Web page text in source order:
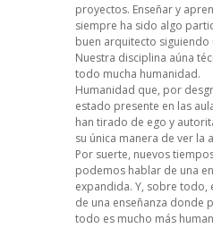
proyectos. Enseñar y
siempre ha sido algo
buen arquitecto siguiendo
Nuestra disciplina aúna
todo mucha humanidad.
Humanidad que, por
estado presente en las
han tirado de ego y
su única manera de ver la
Por suerte, nuevos
podemos hablar de una
expandida. Y, sobre todo,
de una enseñanza donde
todo es mucho más